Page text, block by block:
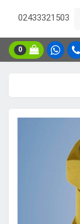
02433321503
0